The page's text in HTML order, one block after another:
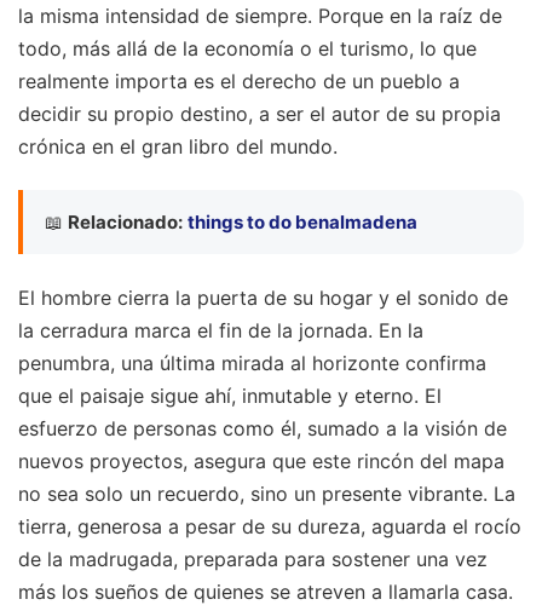
la misma intensidad de siempre. Porque en la raíz de
todo, más allá de la economía o el turismo, lo que
realmente importa es el derecho de un pueblo a
decidir su propio destino, a ser el autor de su propia
crónica en el gran libro del mundo.
📖 Relacionado: things to do benalmadena
El hombre cierra la puerta de su hogar y el sonido de
la cerradura marca el fin de la jornada. En la
penumbra, una última mirada al horizonte confirma
que el paisaje sigue ahí, inmutable y eterno. El
esfuerzo de personas como él, sumado a la visión de
nuevos proyectos, asegura que este rincón del mapa
no sea solo un recuerdo, sino un presente vibrante. La
tierra, generosa a pesar de su dureza, aguarda el rocío
de la madrugada, preparada para sostener una vez
más los sueños de quienes se atreven a llamarla casa.